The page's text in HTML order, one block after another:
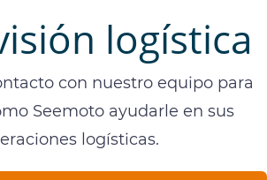
logística
con nuestro equipo para
Seemoto ayudarle en sus
logísticas.